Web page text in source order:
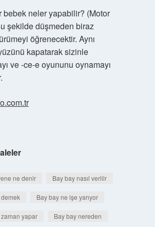
bebek neler yapabilir? (Motor
şekilde düşmeden biraz
öğrenecektir. Aynı
kapatarak sizinle
ve -ce-e oyununu oynamayı
ne denir Bay bay nasıl verilir
Bay bay ne işe yarıyor
yapar Bay bay nereden